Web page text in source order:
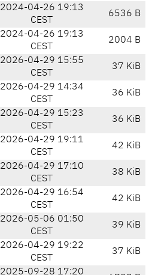
2024-04-26 19:13
CEST
6536 B
2024-04-26 19:13
CEST
2004 B
2026-04-29 15:55
CEST
37 KiB
2026-04-29 14:34
CEST
36 KiB
2026-04-29 15:23
CEST
36 KiB
2026-04-29 19:11
CEST
42 KiB
2026-04-29 17:10
CEST
38 KiB
2026-04-29 16:54
CEST
42 KiB
2026-05-06 01:50
CEST
39 KiB
2026-04-29 19:22
CEST
37 KiB
2025-09-28 17:20